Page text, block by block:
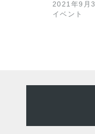
2021年9月
イベント